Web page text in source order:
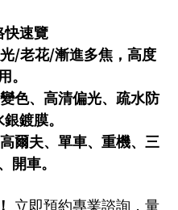
快速覽
/老花/漸進多焦，高度
。
色、高清偏光、疏水防
鍍膜。
爾夫、單車、重機、三
開車。
立即預約專業諮詢，量